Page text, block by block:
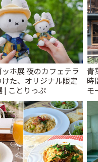
ッホ展 夜のカフェテラ
た、オリジナル限定
| ことりっぷ
青
時
モ